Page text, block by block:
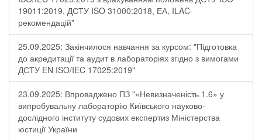
19011:2019, ДСТУ ISO 31000:2018, ЕА, ILAC-
рекомендацій"
25.09.2025: Закінчилося навчання за курсом: "Підготовка
до акредитації та аудит в лабораторіях згідно з вимогами
ДСТУ EN ISO/IEC 17025:2019"
23.09.2025: Впроваджено ПЗ "«Невизначеність 1.6» у
випробувальну лабораторію Київського науково-
дослідного інституту судових експертиз Міністерства
юстиції України